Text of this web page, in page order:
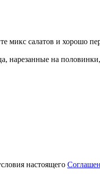
микс салатов и хорошо
нарезанные на
настоящего